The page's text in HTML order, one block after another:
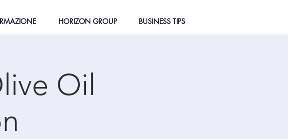
HORIZON GROUP BUSINESS TIPS
Oil